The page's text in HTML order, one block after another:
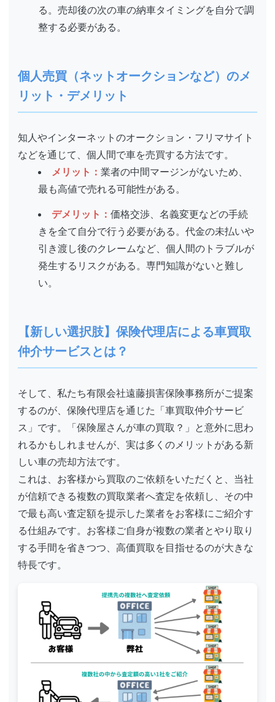
る。売却後の次の車の納車タイミングを自分で調
整する必要がある。
個人売買（ネットオークションなど）のメ
リット・デメリット
知人やインターネットのオークション・フリマサイト
などを通じて、個人間で車を売買する方法です。
メリット：業者の中間マージンがないため、
最も高値で売れる可能性がある。
デメリット：価格交渉、名義変更などの手続
きを全て自分で行う必要がある。代金の未払いや
引き渡し後のクレームなど、個人間のトラブルが
発生するリスクがある。専門知識がないと難し
い。
【新しい選択肢】保険代理店による車買取
仲介サービスとは？
そして、私たち有限会社遠藤損害保険事務所がご提案
するのが、保険代理店を通じた「車買取仲介サービ
ス」です。「保険屋さんが車の買取？」と意外に思わ
れるかもしれませんが、実は多くのメリットがある新
しい車の売却方法です。
これは、お客様から買取のご依頼をいただくと、当社
が信頼できる複数の買取業者へ査定を依頼し、その中
で最も高い査定額を提示した業者をお客様にご紹介す
る仕組みです。お客様ご自身が複数の業者とやり取り
する手間を省きつつ、高価買取を目指せるのが大きな
特長です。